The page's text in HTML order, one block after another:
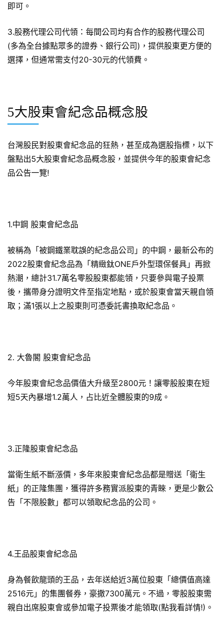
即可。
3.股務代理公司代領：每間公司均有合作的股務代理公司
(多為全台據點眾多的證券、銀行公司)，提供股東更方便的
選擇，但通常需支付20-30元的代領費。
5大股東會紀念品概念股
台灣股民對股東會紀念品的狂熱，甚至成為選股指標，以下
盤點出5大股東會紀念品概念股，並提供今年的股東會紀念
品公告一覽!
1.中鋼 股東會紀念品
被稱為「被鋼鐵業耽誤的紀念品公司」的中鋼，最新公布的
2022股東會紀念品為「精緻鈦ONE戶外型環保餐具」再掀
熱潮，總計31.7萬名零股股東都能領，只要參與電子投票
後，攜帶身分證明文件至指定地點，或於股東會當天親自領
取；滿1張以上之股東則可憑委託書換取紀念品。
2. 大魯閣 股東會紀念品
今年股東會紀念品價值大升級至2800元！讓零股股東在短
短5天內暴增1.2萬人，占比近全體股東的9成。
3.正隆股東會紀念品
當衛生紙不斷漲價，多年來股東會紀念品都是贈送「衛生
紙」的正隆集團，獲得許多務實派股東的青睞，更是少數公
告「不限股數」都可以領取紀念品的公司。
4.王品股東會紀念品
身為餐飲龍頭的王品，去年送給近3萬位股東「總價值高達
2516元」的集團餐券，豪撒7300萬元。不過，零股股東需
親自出席股東會或參加電子投票後才能領取(點我看詳情!)。